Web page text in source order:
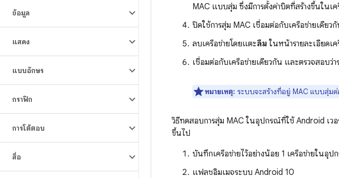
ข้อมูล
แสดง
แบบอักษร
กราฟิก
การโต้ตอบ
สื่อ
MAC แบบสุ่ม ซึ่งมีการตั้งค่าบิตที่สร้างขึ้นในเ
ปิดใช้การสุ่ม MAC เชื่อมต่อกับเครือข่ายเดียว
ลบเครือข่ายโดยแตะลืม ในหน้ารายละเอียดเค
เชื่อมต่อกับเครือข่ายเดียวกัน และตรวจสอบ
หมายเหตุ: ระบบจะสร้างที่อยู่ MAC แบบสุ่ม
วิธีทดสอบการสุ่ม MAC ในอุปกรณ์ที่ใช้ Android เว
ขึ้นไป
บันทึกเครือข่ายไว้อย่างน้อย 1 เครือข่ายในอุ
แฟลชอิมเมจระบบ Android 10